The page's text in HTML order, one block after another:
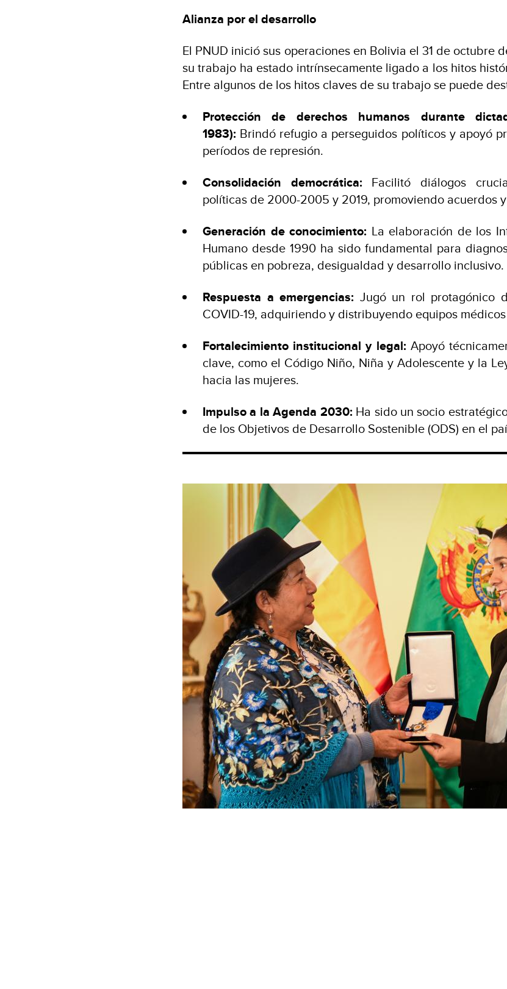
Alianza por el desarrollo
El PNUD inició sus operaciones en Bolivia el 31 de octubre
su trabajo ha estado intrínsecamente ligado a los hitos
Entre algunos de los hitos claves de su trabajo se puede
Protección de derechos humanos durante
1983): Brindó refugio a perseguidos políticos y apoyó
períodos de represión.
Consolidación democrática:Facilitó diálogos
políticas de 2000-2005 y 2019, promoviendo acuerdos
Generación de conocimiento: La elaboración de los
Humano desde 1990 ha sido fundamental para
públicas en pobreza, desigualdad y desarrollo inclusivo.
Respuesta a emergencias: Jugó un rol protagónico
COVID-19, adquiriendo y distribuyendo equipos
Fortalecimiento institucional y legal:Apoyó
clave, como el Código Niño, Niña y Adolescente y la
hacia las mujeres.
Impulso a la Agenda 2030:Ha sido un socio
de los Objetivos de Desarrollo Sostenible (ODS) en el